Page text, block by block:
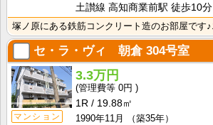
土讃線 高知商業前駅 徒歩10分
セ・ラ・ヴィ 朝倉304号室
マンション
3.3万円
0円
1R
19.88㎡
1990年11月
（築35年）